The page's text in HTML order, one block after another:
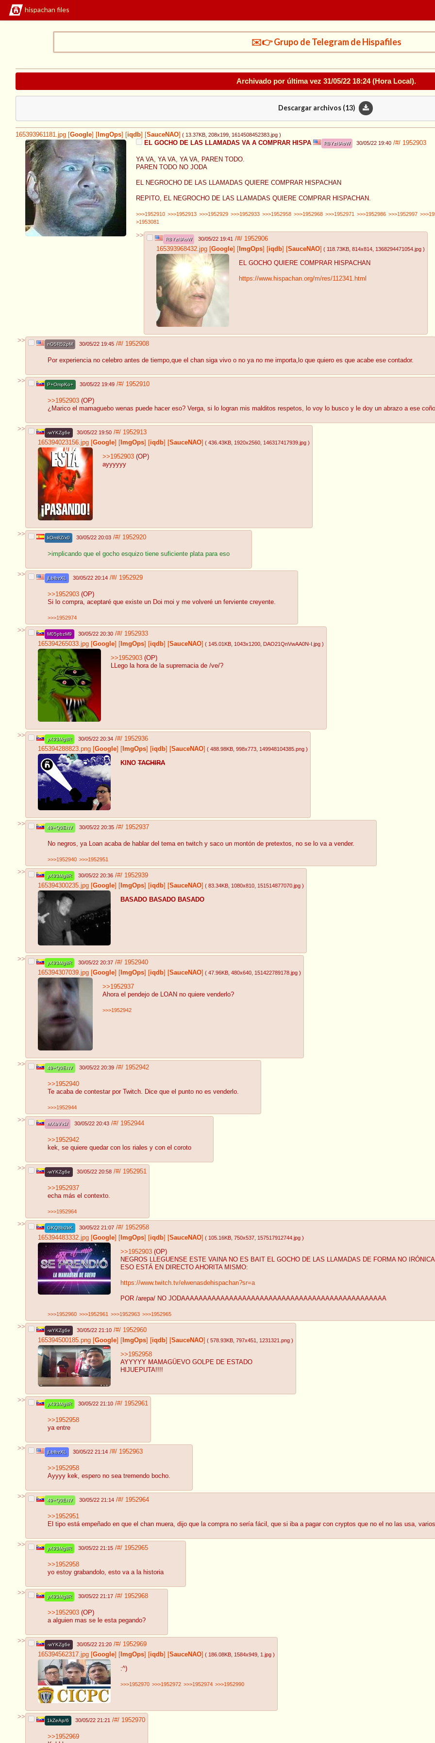
hispachan files
✉️👉 Grupo de Telegram de Hispafiles
Archivado por última vez 31/05/22 18:24(Hora Local).
Descargar archivos (13)
165393961181.jpg Google ImgOps iqdb SauceNAO ( 13.37KB , 208x199 , 1614508452383.jpg )
EL GOCHO DE LAS LLAMADAS VA A COMPRAR HISPA R8YzNAoW 30/05/22 19:40 /#/ 1952903
YA VA, YA VA, YA VA, PAREN TODO.
PAREN TODO NO JODA
EL NEGROCHO DE LAS LLAMADAS QUIERE COMPRAR HISPACHAN
REPITO, EL NEGROCHO DE LAS LLAMADAS QUIERE COMPRAR HISPACHAN.
>>>1952910 >>>1952913 >>>1952929 >>>1952933 >>>1952958 >>>1952968 >>>1952971 >>>1952986 >>>1952997
>1953081
>>
R8YzNAoW 30/05/22 19:41 /#/ 1952906
165393968432.jpg Google ImgOps iqdb SauceNAO ( 118.73KB , 814x814 , 1368294471054.jpg )
EL GOCHO QUIERE COMPRAR HISPACHAN
https://www.hispachan.org/m/res/112341.html
>>
nO5R52pM 30/05/22 19:45 /#/ 1952908
Por experiencia no celebro antes de tiempo,que el chan siga vivo o no ya no me importa,lo que quiero es que acabe ese contador.
>>
P+OmpKo+ 30/05/22 19:49 /#/ 1952910
>>1952903 (OP)
¿Marico el mamaguebo wenas puede hacer eso? Verga, si lo logran mis malditos respetos, lo voy lo busco y le doy un abrazo a ese
>>
-wYKZg6e 30/05/22 19:50 /#/ 1952913
165394023156.jpg Google ImgOps iqdb SauceNAO ( 436.43KB , 1920x2560 , 146317417939.jpg )
>>1952903 (OP)
ayyyyyy
>>
kOm8Z/x0 30/05/22 20:03 /#/ 1952920
>implicando que el gocho esquizo tiene suficiente plata para eso
>>
jLblbzXL 30/05/22 20:14 /#/ 1952929
>>1952903 (OP)
Si lo compra, aceptaré que existe un Doi moi y me volveré un ferviente creyente.
>>>1952974
>>
M05pbzM9 30/05/22 20:30 /#/ 1952933
165394265033.jpg Google ImgOps iqdb SauceNAO ( 145.01KB , 1043x1200 , DAO21QnVwAA0N-I.jpg )
>>1952903 (OP)
LLego la hora de la supremacia de /ve/?
>>
yX93Mg8R 30/05/22 20:34 /#/ 1952936
165394288823.png Google ImgOps iqdb SauceNAO ( 488.98KB , 998x773 , 149948104385.png )
KINO TACHIRA
>>
49+Q0ENV 30/05/22 20:35 /#/ 1952937
No negros, ya Loan acaba de hablar del tema en twitch y saco un montón de pretextos, no se lo va a vender.
>>>1952940 >>>1952951
>>
yX93Mg8R 30/05/22 20:36 /#/ 1952939
165394300235.jpg Google ImgOps iqdb SauceNAO ( 83.34KB , 1080x810 , 151514877070.jpg )
BASADO BASADO BASADO
>>
yX93Mg8R 30/05/22 20:37 /#/ 1952940
165394307039.jpg Google ImgOps iqdb SauceNAO ( 47.96KB , 480x640 , 151422789178.jpg )
>>1952937
Ahora el pendejo de LOAN no quiere venderlo?
>>>1952942
>>
49+Q0ENV 30/05/22 20:39 /#/ 1952942
>>1952940
Te acaba de contestar por Twitch. Dice que el punto no es venderlo.
>>>1952944
>>
n/XbVv1/ 30/05/22 20:43 /#/ 1952944
>>1952942
kek, se quiere quedar con los riales y con el coroto
>>
-wYKZg6e 30/05/22 20:58 /#/ 1952951
>>1952937
echa más el contexto.
>>>1952964
>>
GKQ8b2kK 30/05/22 21:07 /#/ 1952958
165394483332.jpg Google ImgOps iqdb SauceNAO ( 105.16KB , 750x537 , 157517912744.jpg )
>>1952903 (OP)
NEGROS LLEGUENSE ESTE VAINA NO ES BAIT EL GOCHO DE LAS LLAMADAS DE FORMA NO
ESO ESTÁ EN DIRECTO AHORITA MISMO:
https://www.twitch.tv/elwenasdehispachan?sr=a
POR /arepa/ NO JODAAAAAAAAAAAAAAAAAAAAAAAAAAAAAAAAAAAAAAAAAAAAAAA
>>>1952960 >>>1952961 >>>1952963 >>>1952965
>>
-wYKZg6e 30/05/22 21:10 /#/ 1952960
165394500185.png Google ImgOps iqdb SauceNAO ( 578.93KB , 797x451 , 1231321.png )
>>1952958
AYYYYY MAMAGÜEVO GOLPE DE ESTADO
HIJUEPUTA!!!!
>>
yX93Mg8R 30/05/22 21:10 /#/ 1952961
>>1952958
ya entre
>>
jLblbzXL 30/05/22 21:14 /#/ 1952963
>>1952958
Ayyyy kek, espero no sea tremendo bocho.
>>
49+Q0ENV 30/05/22 21:14 /#/ 1952964
>>1952951
El tipo está empeñado en que el chan muera, dijo que la compra no sería fácil, que si iba a pagar con cryptos que no el no las usa,
>>
yX93Mg8R 30/05/22 21:15 /#/ 1952965
>>1952958
yo estoy grabandolo, esto va a la historia
>>
yX93Mg8R 30/05/22 21:17 /#/ 1952968
>>1952903 (OP)
a alguien mas se le esta pegando?
>>
-wYKZg6e 30/05/22 21:20 /#/ 1952969
165394562317.jpg Google ImgOps iqdb SauceNAO ( 186.08KB , 1584x949 , 1.jpg )
:^)
>>>1952970 >>>1952972 >>>1952974 >>>1952990
>>
1kZeAp/6 30/05/22 21:21 /#/ 1952970
>>1952969